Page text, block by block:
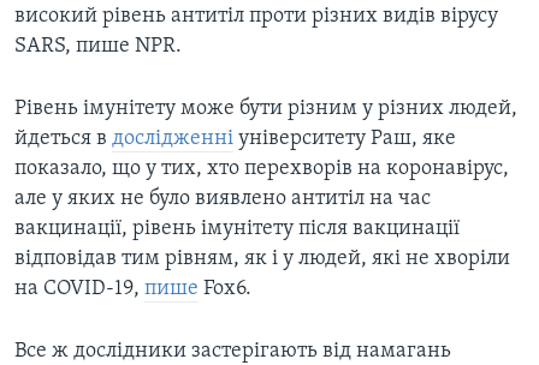
високий рівень антитіл проти різних видів вірусу
SARS, пише NPR.
Рівень імунітету може бути різним у різних людей,
йдеться в дослідженні університету Раш, яке
показало, що у тих, хто перехворів на коронавірус,
але у яких не було виявлено антитіл на час
вакцинації, рівень імунітету після вакцинації
відповідав тим рівням, як і у людей, які не хворіли
на COVID-19, пише Fox6.
Все ж дослідники застерігають від намагань